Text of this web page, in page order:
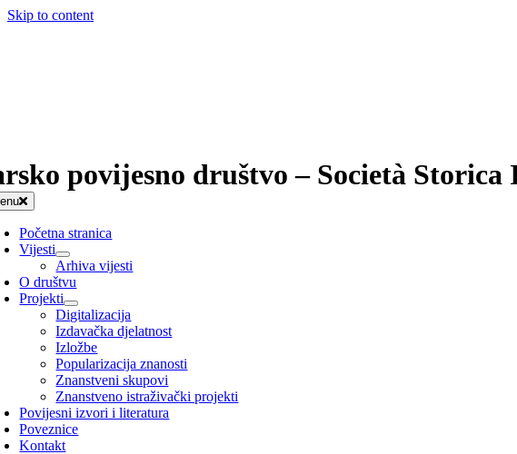
Skip to content
povijesno društvo – Società Storica
Početna stranica
Vijesti
Arhiva vijesti
O društvu
Projekti
Digitalizacija
Izdavačka djelatnost
Izložbe
Popularizacija znanosti
Znanstveni skupovi
Znanstveno istraživački projekti
Povijesni izvori i literatura
Poveznice
Kontakt